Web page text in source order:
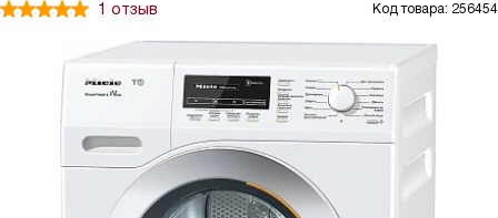
1 отзыв Код товара: 256454